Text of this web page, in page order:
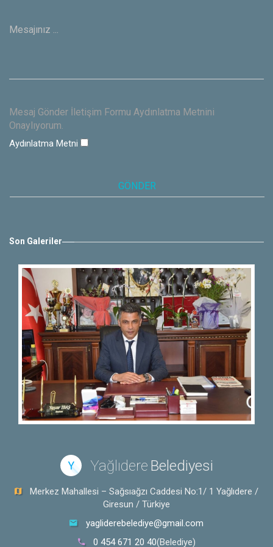
Mesaj Gönder İletişim Formu Aydınlatma Metnini
Onaylıyorum.
Aydınlatma Metni
Son Galeriler
Y Yağlıdere Belediyesi
Merkez Mahallesi – Sağsıağzı Caddesi No:1/ 1 Yağlıdere /
Giresun / Türkiye
yagliderebelediye@gmail.com
0 454 671 20 40(Belediye)